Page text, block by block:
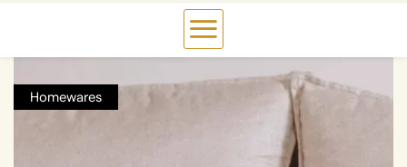
Homewares